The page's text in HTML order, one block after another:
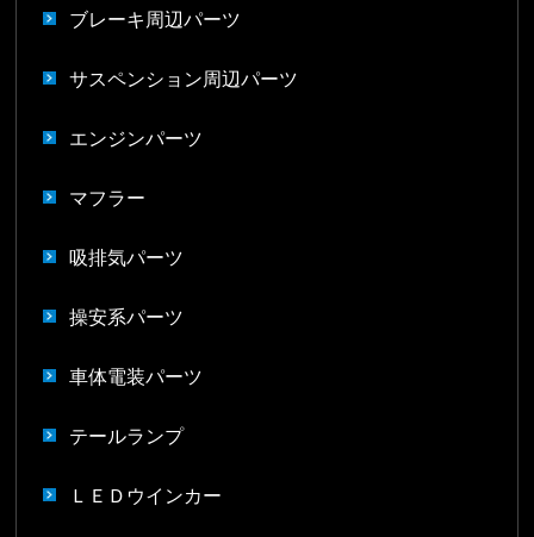
ブレーキ周辺パーツ
サスペンション周辺パーツ
エンジンパーツ
マフラー
吸排気パーツ
操安系パーツ
車体電装パーツ
テールランプ
ＬＥＤウインカー